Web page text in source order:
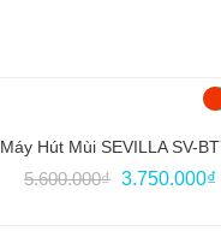
Máy Hút Mùi SEVILLA SV-
5.600.000₫ Giá
3.750.000₫